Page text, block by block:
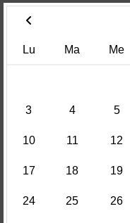
Lu Ma Me
3 4 5
10 11 12
17 18 19
24 25 26